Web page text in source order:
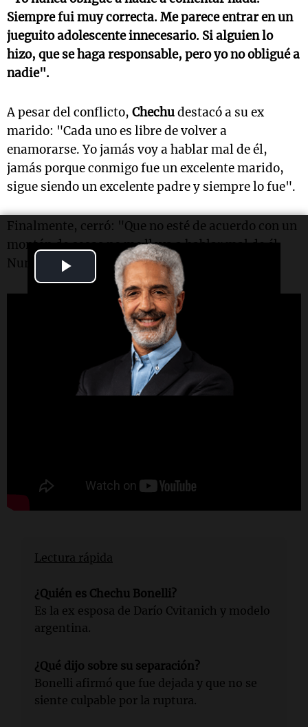
Play
Video
Siempre fui muy correcta. Me parece entrar en un
jueguito adolescente innecesario. Si alguien lo
hizo, que se haga responsable, pero yo no obligué a
nadie".
A pesar del conflicto, Chechudestacó a su ex
marido: "Cada uno es libre de volver a
enamorarse. Yo jamás voy a hablar mal de él,
jamás porque conmigo fue un excelente marido,
sigue siendo un excelente padre y siempre lo fue".
Finalmente, cerró: "Que no esté de acuerdo con un
montón de cosas no me lleva a hablar mal de él.
Nunca lo voy a hacer".
Lectura rápida
¿Quién es Chechu Bonelli?
Es la ex esposa de Darío Cvitanich y modelo
argentina.
¿Qué dijo sobre su separación?
Bonelli afirmó que fue dejada y que no se
siente culpable por la ruptura.